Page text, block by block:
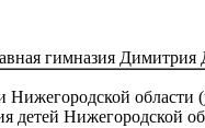
гимназия Димитрия
Нижегородской
детей Нижегородской